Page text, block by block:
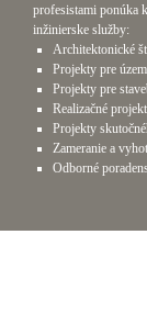
profesistami ponúka
inžinierske služby:
Architektonické
Projekty pre
Projekty pre
Realizačné
Projekty
Zameranie a
Odborné